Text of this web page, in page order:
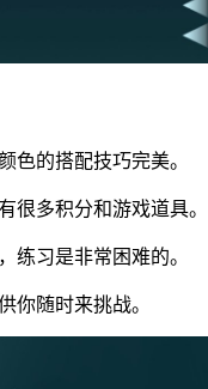
色的搭配技巧完美。
很多积分和游戏道具。
练习是非常困难的。
你随时来挑战。